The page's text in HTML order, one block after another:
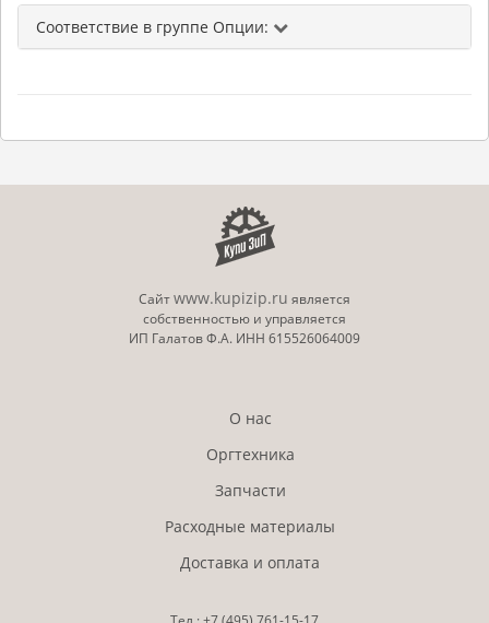
Соответствие в группе Опции:
Сайтwww.kupizip.ru является
собственностью и управляется
ИП Галатов Ф.А. ИНН 615526064009
О нас
Оргтехника
Запчасти
Расходные материалы
Доставка и оплата